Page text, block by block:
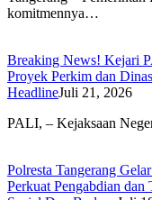
komitmennya…
Breaking News! Kejari
Proyek Perkim dan
HeadlineJuli 21, 2026
PALI, – Kejaksaan
Polresta Tangerang
Perkuat Pengabdian dan